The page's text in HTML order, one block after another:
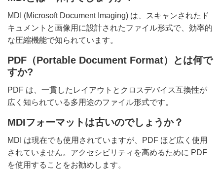
MDI (Microsoft Document Imaging) は、スキャンされたド
キュメントと画像用に設計されたファイル形式で、効率的
な圧縮機能で知られています。
PDF（Portable Document Format）とは何で
すか?
PDF は、一貫したレイアウトとクロスデバイス互換性が
広く知られている多用途のファイル形式です。
MDIフォーマットは古いのでしょうか？
MDI は現在でも使用されていますが、PDF ほど広く使用
されていません。アクセシビリティを高めるために PDF
を使用することをお勧めします。